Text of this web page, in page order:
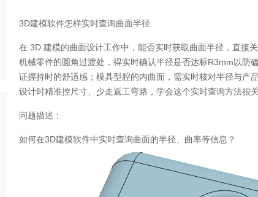
3D建模软件怎样实时查询曲面半径
在 3D 建模的曲面设计工作中，能否实时获取曲面半径，直接
机械零件的圆角过渡处，得实时确认半径是否达标R3mm以防
证握持时的舒适感；模具型腔的内曲面，需实时核对半径与产
设计时精准控尺寸、少走返工弯路，学会这个实时查询方法很
问题描述：
如何在3D建模软件中实时查询曲面的半径、曲率等信息？